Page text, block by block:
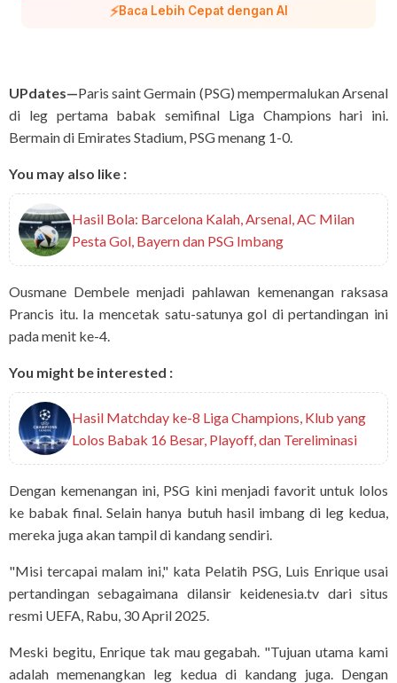
⚡Baca Lebih Cepat dengan AI
UPdates—Paris saint Germain (PSG) mempermalukan Arsenal
di leg pertama babak semifinal Liga Champions hari ini.
Bermain di Emirates Stadium, PSG menang 1-0.
You may also like :
Hasil Bola: Barcelona Kalah, Arsenal, AC Milan
Pesta Gol, Bayern dan PSG Imbang
Ousmane Dembele menjadi pahlawan kemenangan raksasa
Prancis itu. Ia mencetak satu-satunya gol di pertandingan ini
pada menit ke-4.
You might be interested :
Hasil Matchday ke-8 Liga Champions, Klub yang
Lolos Babak 16 Besar, Playoff, dan Tereliminasi
Dengan kemenangan ini, PSG kini menjadi favorit untuk lolos
ke babak final. Selain hanya butuh hasil imbang di leg kedua,
mereka juga akan tampil di kandang sendiri.
"Misi tercapai malam ini," kata Pelatih PSG, Luis Enrique usai
pertandingan sebagaimana dilansir keidenesia.tv dari situs
resmi UEFA, Rabu, 30 April 2025.
Meski begitu, Enrique tak mau gegabah. "Tujuan utama kami
adalah memenangkan leg kedua di kandang juga. Dengan